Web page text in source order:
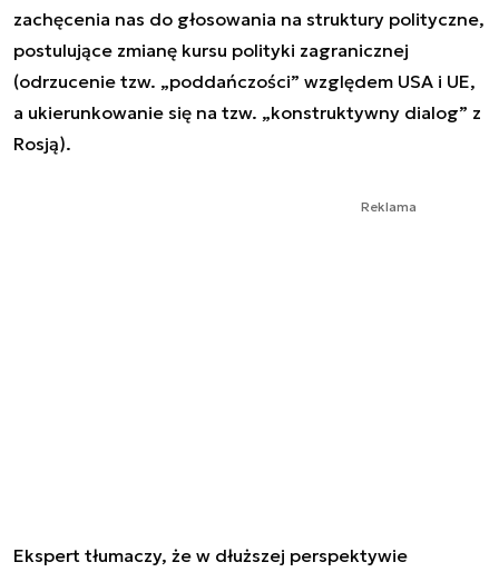
zachęcenia nas do głosowania na struktury polityczne,
postulujące zmianę kursu polityki zagranicznej
(odrzucenie tzw. „poddańczości” względem USA i UE,
a ukierunkowanie się na tzw. „konstruktywny dialog” z
Rosją).
Reklama
Ekspert tłumaczy, że w dłuższej perspektywie